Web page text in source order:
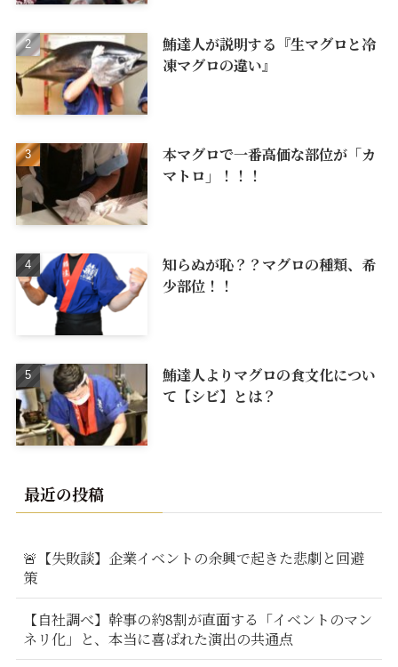
鮪達人が説明する『生マグロと冷
凍マグロの違い』
本マグロで一番高価な部位が「カ
マトロ」！！！
知らぬが恥？？マグロの種類、希
少部位！！
鮪達人よりマグロの食文化につい
て【シビ】とは？
最近の投稿
🚨【失敗談】企業イベントの余興で起きた悲劇と回避
策
【自社調べ】幹事の約8割が直面する「イベントのマン
ネリ化」と、本当に喜ばれた演出の共通点